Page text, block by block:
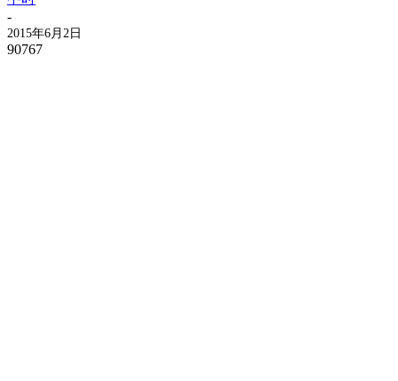
-
2015年6月2日
90767